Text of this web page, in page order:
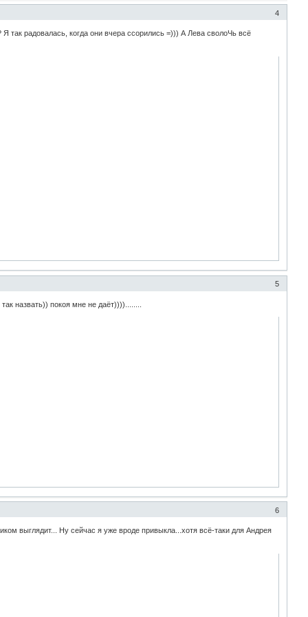
4
так радовалась, когда они вчера ссорились =))) А Лева сволоЧь всё
5
назвать)) покоя мне не даёт))))........
6
выглядит... Ну сейчас я уже вроде привыкла...хотя всё-таки для Андрея